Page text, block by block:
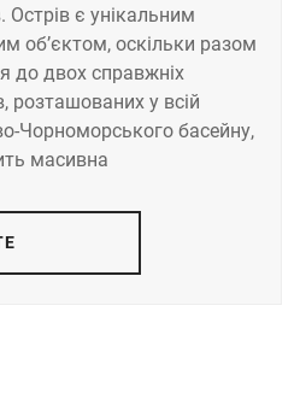
Острів є унікальним
об’єктом, оскільки разом
до двох справжніх
розташованих у всій
Чорноморського басейну,
масивна